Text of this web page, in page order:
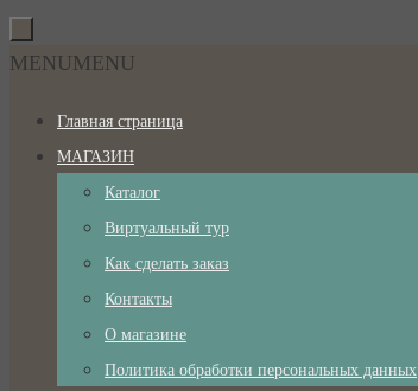
Перейти
к
Перейти
содержимому
MENUMENU
Главная страница
МАГАЗИН
Каталог
Виртуальный тур
Как сделать заказ
Контакты
О магазине
Политика обработки персональных данных